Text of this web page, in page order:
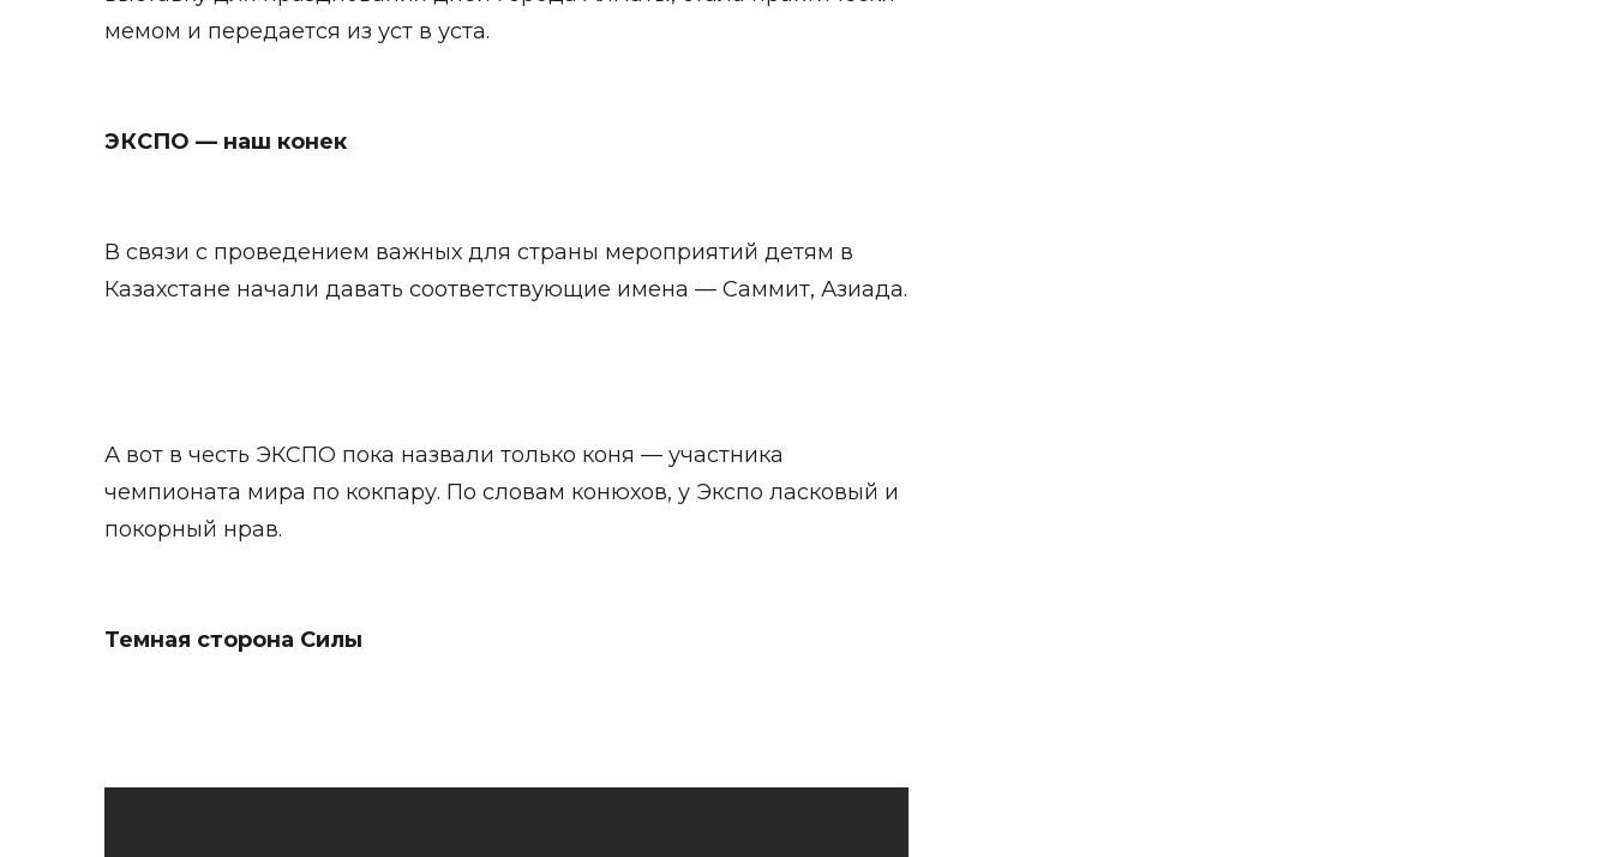
мемом и передается из уст в уста.
ЭКСПО — наш конек
В связи с проведением важных для страны мероприятий детям в
Казахстане начали давать соответствующие имена — Саммит, Азиада.
А вот в честь ЭКСПО пока назвали только коня — участника
чемпионата мира по кокпару. По словам конюхов, у Экспо ласковый и
покорный нрав.
Темная сторона Силы